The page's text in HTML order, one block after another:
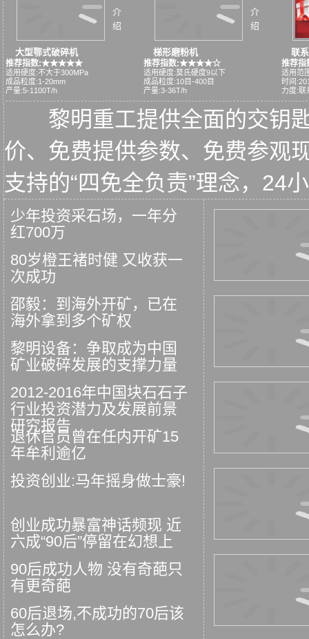
大型鄂式破碎机
推荐指数:★★★★★
适用硬度:不大于300MPa
成品粒度:1-20mm
产量:5-1100T/h
介
绍
梯形磨粉机
推荐指数:★★★★☆
适用硬度:莫氏硬度9以下
成品粒度:10目-400目
产量:3-36T/h
介
绍
联
推荐
适用范
时间
力度:联
黎明重工提供全面的交钥
价、免费提供参数、免费参观
支持的“四免全负责”理念，24
少年投资采石场，一年分
红700万
80岁橙王褚时健 又收获一
次成功
邵毅：到海外开矿，已在
海外拿到多个矿权
黎明设备：争取成为中国
矿业破碎发展的支撑力量
2012-2016年中国块石石子
行业投资潜力及发展前景
研究报告
退休官员曾在任内开矿15
年牟利逾亿
投资创业:马年摇身做士豪!
创业成功暴富神话频现 近
六成“90后”停留在幻想上
90后成功人物 没有奇葩只
有更奇葩
60后退场,不成功的70后该
怎么办?